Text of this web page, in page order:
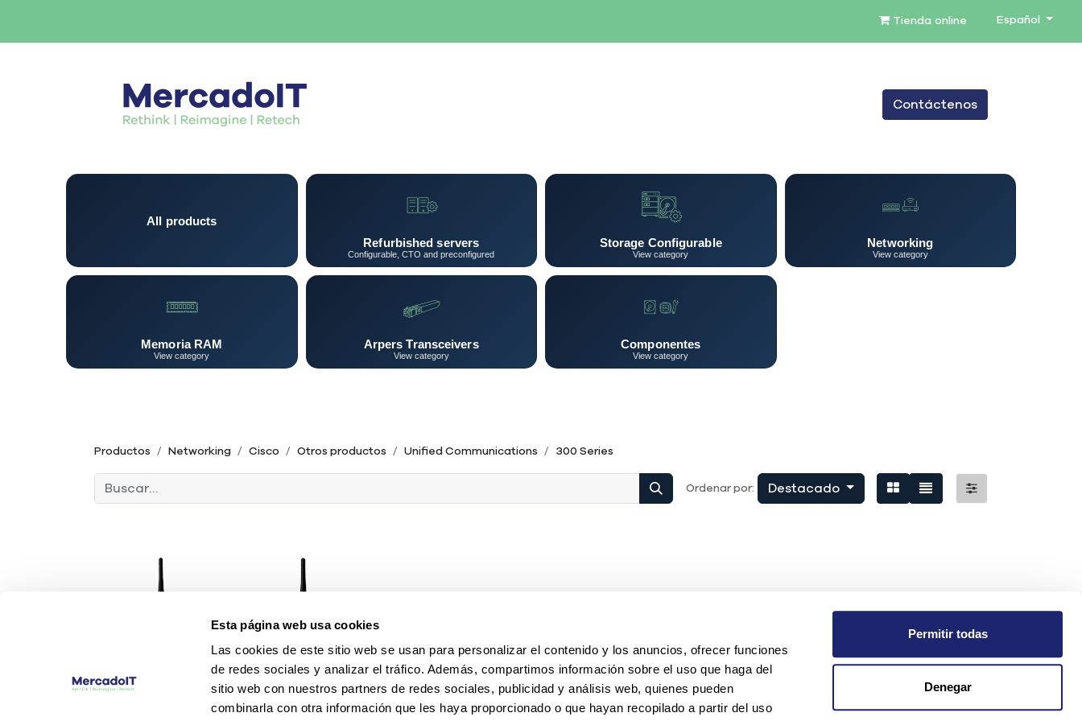
Esta página web usa cookies
Las cookies de este sitio web se usan para personalizar el contenido y los anuncios, ofrecer funciones
de redes sociales y analizar el tráfico. Además, compartimos información sobre el uso que haga del
sitio web con nuestros partners de redes sociales, publicidad y análisis web, quienes pueden
combinarla con otra información que les haya proporcionado o que hayan recopilado a partir del uso
Permitir todas
Denegar
Tienda online Español
BLOG
Contáctenos
All products
Refurbished servers
Configurable, CTO and preconfigured
Storage Configurable
View category
Networking
View category
Memoria RAM
View category
Arpers Transceivers
View category
Componentes
View category
Productos Networking Cisco Otros productos Unified Communications 300 Series
Ordenar por: Destacado